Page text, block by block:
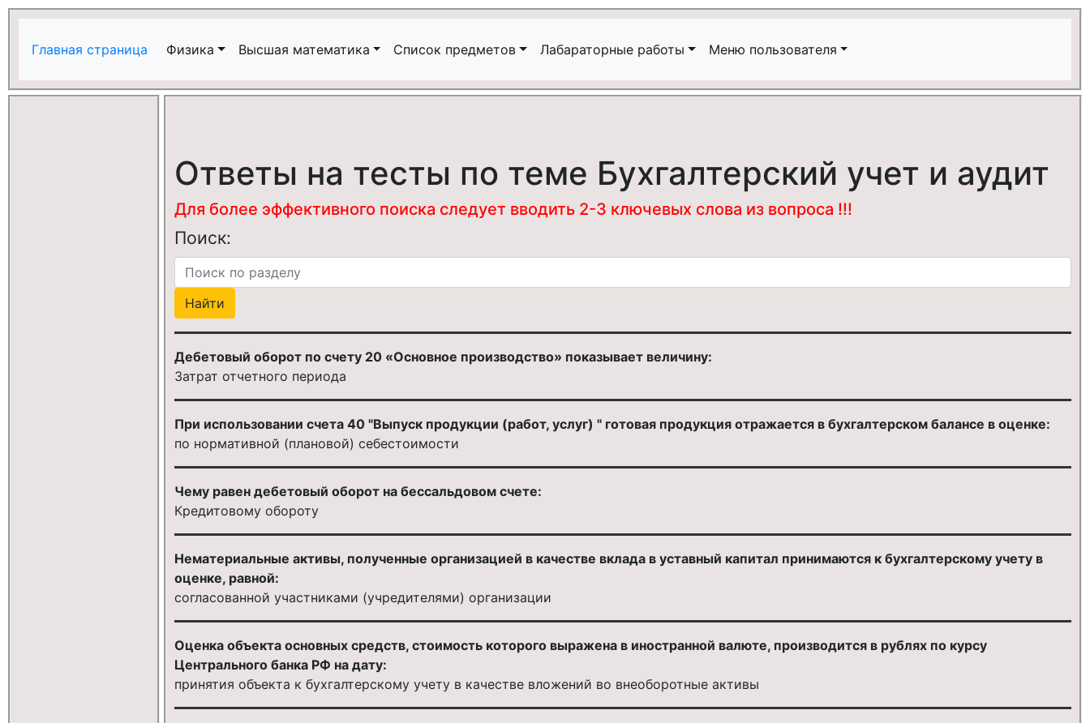
Главная страница Физика Высшая математика Список предметов Лабараторные работы Меню пользователя
Ответы на тесты по теме Бухгалтерский учет и аудит
Для более эффективного поиска следует вводить 2-3 ключевых слова из вопроса !!!
Поиск:
Дебетовый оборот по счету 20 «Основное производство» показывает величину:
Затрат отчетного периода
При использовании счета 40 "Выпуск продукции (работ, услуг) " готовая продукция отражается в бухгалтерском балансе в оценке:
по нормативной (плановой) себестоимости
Чему равен дебетовый оборот на бессальдовом счете:
Кредитовому обороту
Нематериальные активы, полученные организацией в качестве вклада в уставный капитал принимаются к бухгалтерскому учету в
оценке, равной:
согласованной участниками (учредителями) организации
Оценка объекта основных средств, стоимость которого выражена в иностранной валюте, производится в рублях по курсу
Центрального банка РФ на дату:
принятия объекта к бухгалтерскому учету в качестве вложений во внеоборотные активы